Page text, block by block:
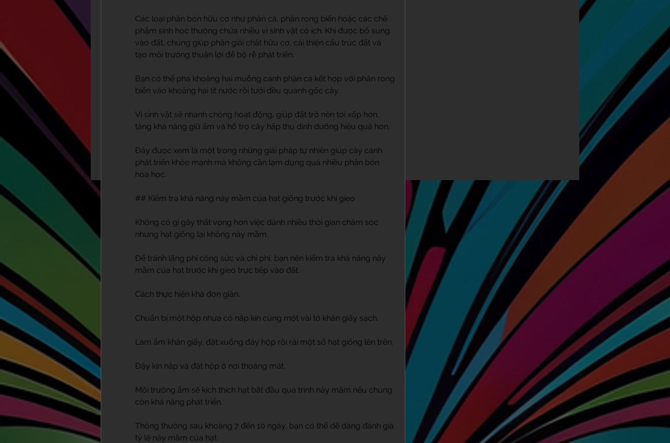
Các loại phân bón hữu cơ như phân cá, phân rong biển hoặc các chế
phẩm sinh học thường chứa nhiều vi sinh vật có ích. Khi được bổ sung
vào đất, chúng giúp phân giải chất hữu cơ, cải thiện cấu trúc đất và
tạo môi trường thuận lợi để bộ rễ phát triển.
Bạn có thể pha khoảng hai muỗng canh phân cá kết hợp với phân rong
biển vào khoảng hai lít nước rồi tưới đều quanh gốc cây.
Vi sinh vật sẽ nhanh chóng hoạt động, giúp đất trở nên tơi xốp hơn,
tăng khả năng giữ ẩm và hỗ trợ cây hấp thụ dinh dưỡng hiệu quả hơn.
Đây được xem là một trong những giải pháp tự nhiên giúp cây cảnh
phát triển khỏe mạnh mà không cần lạm dụng quá nhiều phân bón
hóa học.
## Kiểm tra khả năng nảy mầm của hạt giống trước khi gieo
Không có gì gây thất vọng hơn việc dành nhiều thời gian chăm sóc
nhưng hạt giống lại không nảy mầm.
Để tránh lãng phí công sức và chi phí, bạn nên kiểm tra khả năng nảy
mầm của hạt trước khi gieo trực tiếp vào đất.
Cách thực hiện khá đơn giản.
Chuẩn bị một hộp nhựa có nắp kín cùng một vài tờ khăn giấy sạch.
Làm ẩm khăn giấy, đặt xuống đáy hộp rồi rải một số hạt giống lên trên.
Đậy kín nắp và đặt hộp ở nơi thoáng mát.
Môi trường ẩm sẽ kích thích hạt bắt đầu quá trình nảy mầm nếu chúng
còn khả năng phát triển.
Thông thường sau khoảng 7 đến 10 ngày, bạn có thể dễ dàng đánh giá
tỷ lệ nảy mầm của hạt.